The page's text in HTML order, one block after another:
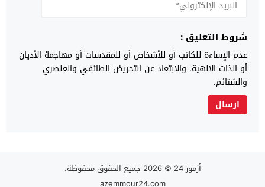
شروط التعليق :
عدم الإساءة للكاتب أو للأشخاص أو للمقدسات أو مهاجمة الأديان
أو الذات الالهية. والابتعاد عن التحريض الطائفي والعنصري
والشتائم.
أزمور 24
© 2026 جميع الحقوق محفوظة.
azemmour24.com